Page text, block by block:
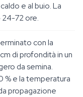
e al buio. La
72 ore.
con la
di profondità in un
da semina.
% e la temperatura
propagazione